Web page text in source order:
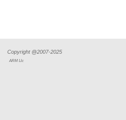
Copyright @2007-2025
ARM Llc